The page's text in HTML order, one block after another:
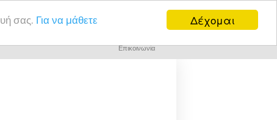
Δέχομαι
σας. Για να μάθετε
Επικοινωνία